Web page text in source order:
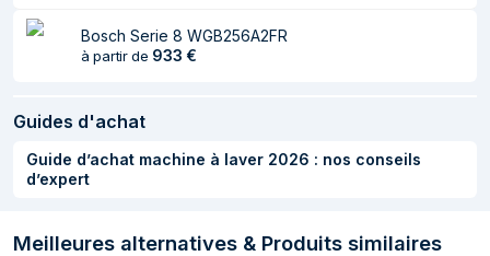
Indication du temps
Oui
Lumière à l'intérieur
Pieds réglables
Bosch Serie 8 WGB256A2FR
à partir de 933 €
Guides d'achat
Guide d’achat machine à laver 2026 : nos conseils
d’expert
Meilleures alternatives & Produits similaires